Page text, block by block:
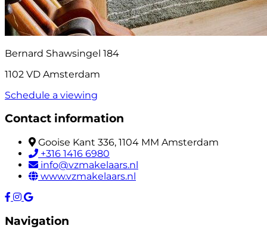
Bernard Shawsingel 184
1102 VD Amsterdam
Schedule a viewing
Contact information
Gooise Kant 336, 1104 MM Amsterdam
+316 1416 6980
info@vzmakelaars.nl
www.vzmakelaars.nl
Navigation